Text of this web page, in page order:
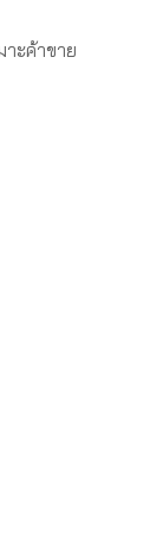
ะค้าขาย